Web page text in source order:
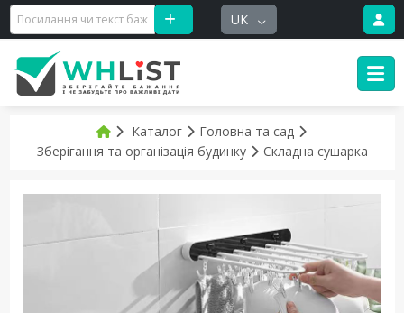
UK
Каталог
Головна та сад
Зберігання та організація будинку
Складна сушарка